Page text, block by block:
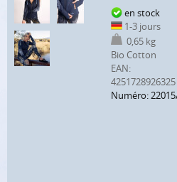
en stock
1-3 jours
0,65 kg
Bio Cotton
EAN:
4251728926325
Numéro: